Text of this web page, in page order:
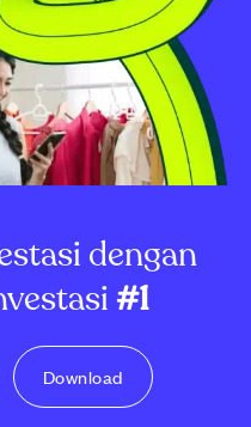
dengan
#1
Download